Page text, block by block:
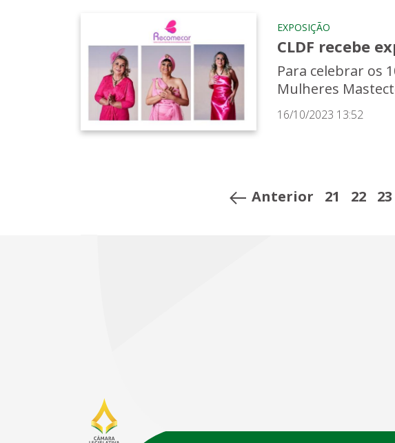
EXPOSIÇÃO
CLDF recebe
Para celebrar os
Mulheres
16/10/2023 13:52
Anterior 21 22 23